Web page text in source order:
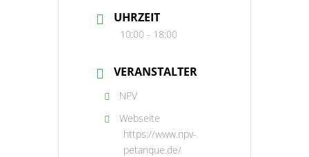
UHRZEIT
10:00 - 18:00
VERANSTALTER
NPV
Webseite
https://www.npv-
petanque.de/